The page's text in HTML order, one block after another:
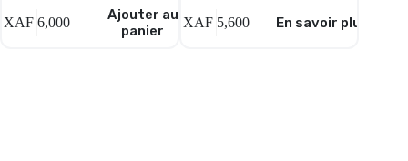
XAF6,000
Ajouter au
panier
XAF5,600 En savoir plus